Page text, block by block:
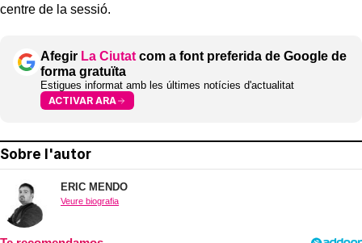
centre de la sessió.
Afegir La Ciutat com a font preferida de Google de
forma gratuïta
Estigues informat amb les últimes notícies d'actualitat
ACTIVAR ARA
Sobre l'autor
ERIC MENDO
Veure biografia